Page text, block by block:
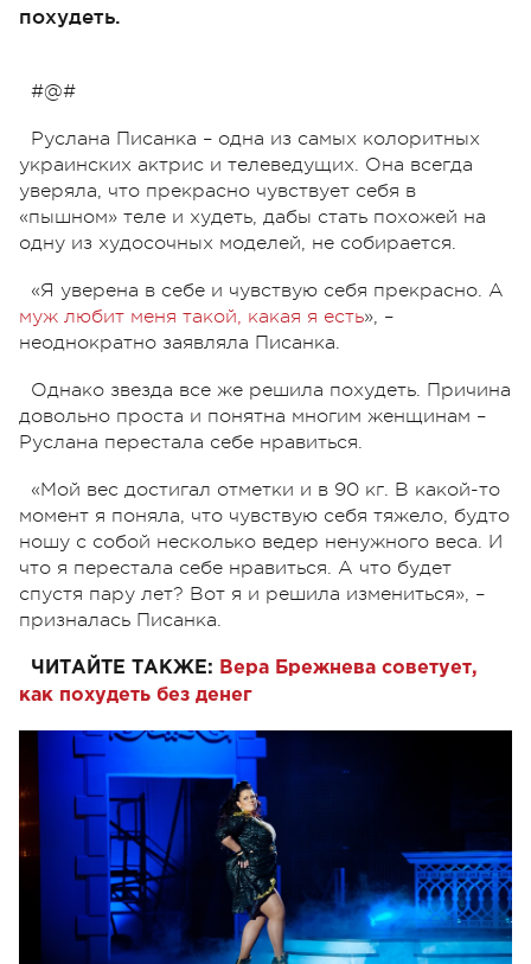
похудеть.
#@#
Руслана Писанка – одна из самых колоритных
украинских актрис и телеведущих. Она всегда
уверяла, что прекрасно чувствует себя в
«пышном» теле и худеть, дабы стать похожей на
одну из худосочных моделей, не собирается.
«Я уверена в себе и чувствую себя прекрасно. А
муж любит меня такой, какая я есть», –
неоднократно заявляла Писанка.
Однако звезда все же решила похудеть. Причина
довольно проста и понятна многим женщинам –
Руслана перестала себе нравиться.
«Мой вес достигал отметки и в 90 кг. В какой-то
момент я поняла, что чувствую себя тяжело, будто
ношу с собой несколько ведер ненужного веса. И
что я перестала себе нравиться. А что будет
спустя пару лет? Вот я и решила измениться», –
призналась Писанка.
ЧИТАЙТЕ ТАКЖЕ: Вера Брежнева советует,
как похудеть без денег